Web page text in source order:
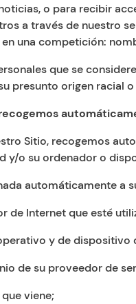
o para recibir
a través de nuestro
una competición:
que se
presunto origen racial
Sitio, recogemos
y/o su ordenador o
automáticamente a
de Internet que esté
y de dispositivo
de su proveedor de
viene;